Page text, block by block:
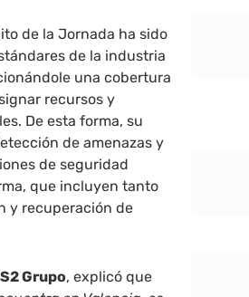
de la Jornada ha sido
de la industria
una cobertura
recursos y
De esta forma, su
de amenazas y
de seguridad
que incluyen tanto
y recuperación de
Grupo, explicó que